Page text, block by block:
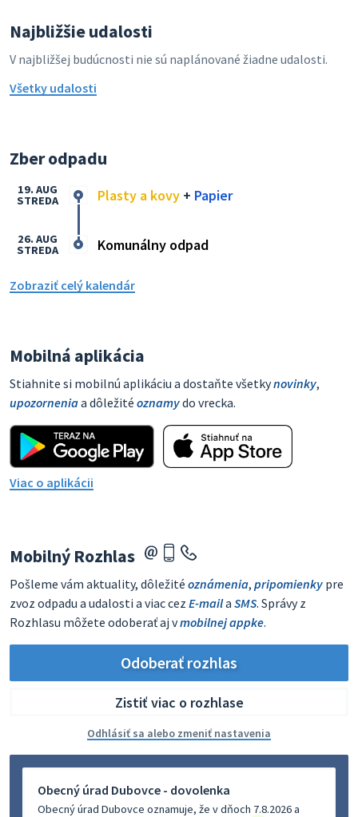
Najbližšie udalosti
V najbližšej budúcnosti nie sú naplánované žiadne udalosti.
Všetky udalosti
Zber odpadu
Plasty a kovy + Papier
19. AUG
STREDA
Komunálny odpad
26. AUG
STREDA
Zobraziť celý kalendár
Mobilná aplikácia
Stiahnite si mobilnú aplikáciu a dostaňte všetkynovinky,
upozorneniaa dôležité oznamydo vrecka.
Viac o aplikácii
Mobilný Rozhlas
Pošleme vám aktuality, dôležité oznámenia, pripomienky pre
zvoz odpadu a udalosti a viac cez E-maila SMS. Správy z
Rozhlasu môžete odoberať aj vmobilnej appke.
Odoberať rozhlas
Zistiť viac o rozhlase
Odhlásiť sa alebo zmeniť nastavenia
Obecný úrad Dubovce - dovolenka
Obecný úrad Dubovce oznamuje, že v dňoch 7.8.2026 a